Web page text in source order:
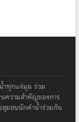
ำทุกแง่มุม ร่วม
ความสำคัญของการ
มชนนักดำน้ำร่วมกัน